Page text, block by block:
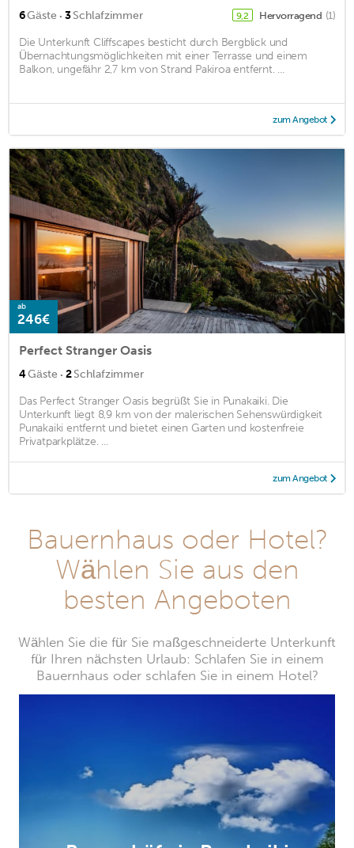
6Gäste · 3Schlafzimmer 9,2 Hervorragend (1)
Die Unterkunft Cliffscapes besticht durch Bergblick und
Übernachtungsmöglichkeiten mit einer Terrasse und einem
Balkon, ungefähr 2,7 km von Strand Pakiroa entfernt. ...
zum Angebot
ab
246€
Perfect Stranger Oasis
4Gäste · 2Schlafzimmer
Das Perfect Stranger Oasis begrüßt Sie in Punakaiki. Die
Unterkunft liegt 8,9 km von der malerischen Sehenswürdigkeit
Punakaiki entfernt und bietet einen Garten und kostenfreie
Privatparkplätze. ...
zum Angebot
Bauernhaus oder Hotel?
Wählen Sie aus den
besten Angeboten
Wählen Sie die für Sie maßgeschneiderte Unterkunft
für Ihren nächsten Urlaub: Schlafen Sie in einem
Bauernhaus oder schlafen Sie in einem Hotel?